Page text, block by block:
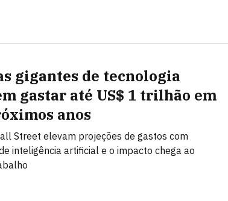
gigantes de tecnologia
gastar até US$ 1 trilhão em
anos
Street elevam projeções de gastos com
inteligência artificial e o impacto chega ao